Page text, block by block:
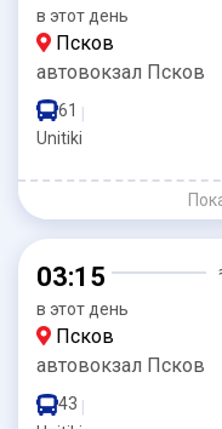
в этот день
Псков
автовокзал Псков
61 |
Unitiki
03:15
в этот день
Псков
автовокзал Псков
43 |